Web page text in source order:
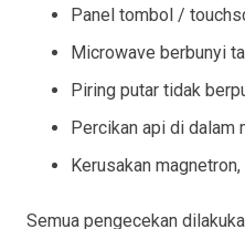
Panel tombol /
Microwave berbunyi
Piring putar tidak
Percikan api di dalam
Kerusakan
Semua pengecekan